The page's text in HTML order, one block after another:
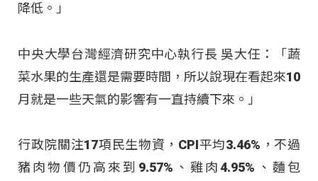
降低。」
中央大學台灣經濟研究中心執行長 吳大任：「蔬
菜水果的生產還是需要時間，所以說現在看起來10
月就是一些天氣的影響有一直持續下來。」
行政院關注17項民生物資，CPI平均3.46%，不過
豬肉物價仍高來到9.57%、雞肉4.95%、麵包